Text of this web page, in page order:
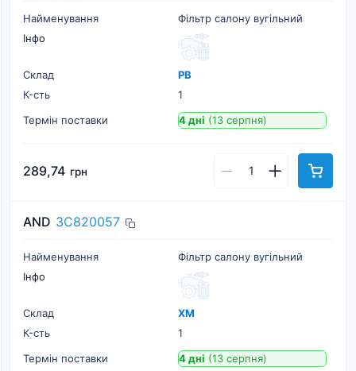
Найменування
Фільтр салону вугільний
Інфо
Склад
РВ
К-cть
1
Термін поставки
4 дні (13 серпня)
289,74 грн
AND 3C820057
Найменування
Фільтр салону вугільний
Інфо
Склад
ХМ
К-cть
1
Термін поставки
4 дні (13 серпня)